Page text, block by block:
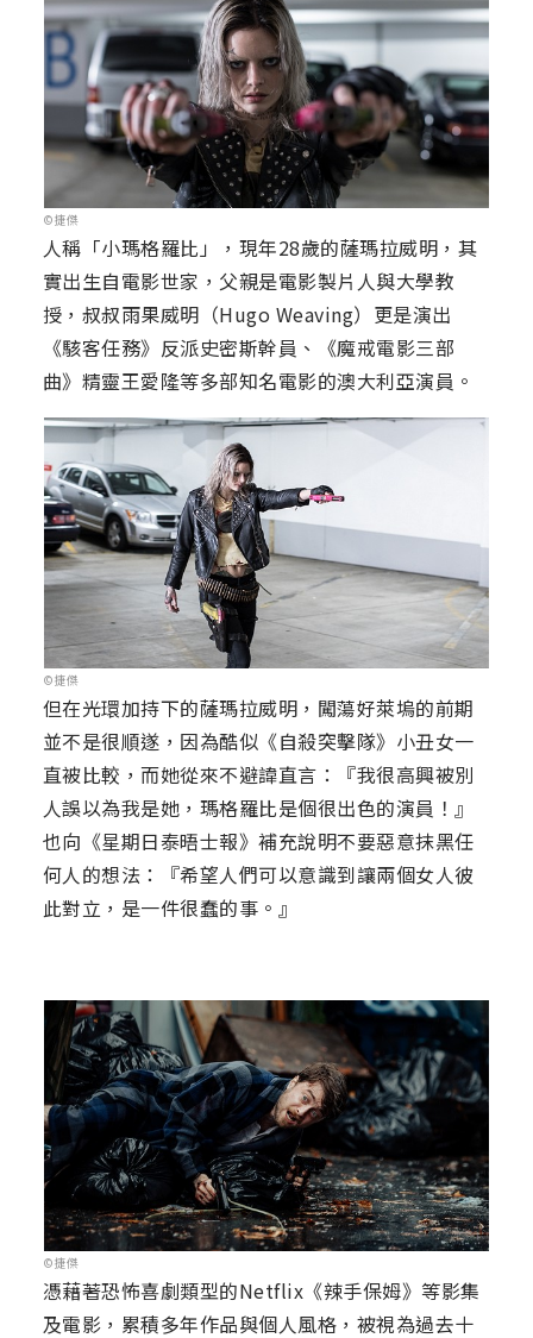
©捷傑
人稱「小瑪格羅比」，現年28歲的薩瑪拉威明，其
實出生自電影世家，父親是電影製片人與大學教
授，叔叔雨果威明（Hugo Weaving）更是演出
《駭客任務》反派史密斯幹員、《魔戒電影三部
曲》精靈王愛隆等多部知名電影的澳大利亞演員。
©捷傑
但在光環加持下的薩瑪拉威明，闖蕩好萊塢的前期
並不是很順遂，因為酷似《自殺突擊隊》小丑女一
直被比較，而她從來不避諱直言：『我很高興被別
人誤以為我是她，瑪格羅比是個很出色的演員！』
也向《星期日泰晤士報》補充說明不要惡意抹黑任
何人的想法：『希望人們可以意識到讓兩個女人彼
此對立，是一件很蠢的事。』
©捷傑
憑藉著恐怖喜劇類型的Netflix《辣手保姆》等影集
及電影，累積多年作品與個人風格，被視為過去十